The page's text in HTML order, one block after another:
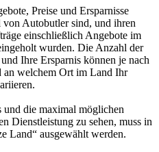
Preise und Ersparnisse
von Autobutler sind, und ihren
einschließlich Angebote im
wurden. Die Anzahl der
Ihre Ersparnis können je nach
welchem Ort im Land Ihr
die maximal möglichen
Dienstleistung zu sehen, muss in
Land“ ausgewählt werden.